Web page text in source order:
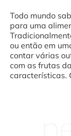
Todo mundo
para uma
ou então em
contar várias
com as frutas
características.